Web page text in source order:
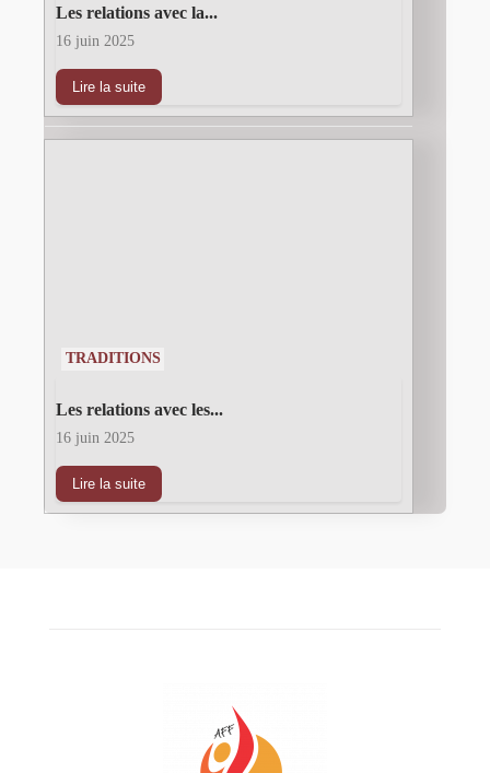
Les relations avec la...
16 juin 2025
Lire la suite
TRADITIONS
Les relations avec les...
16 juin 2025
Lire la suite